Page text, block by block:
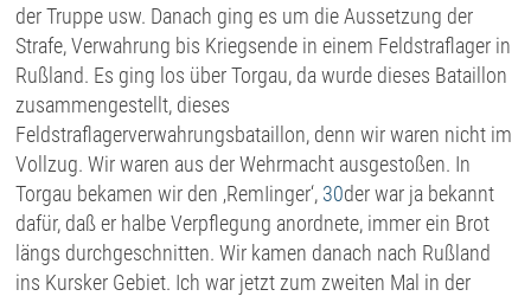
der Truppe usw. Danach ging es um die Aussetzung der
Strafe, Verwahrung bis Kriegsende in einem Feldstraflager in
Rußland. Es ging los über Torgau, da wurde dieses Bataillon
zusammengestellt, dieses
Feldstraflagerverwahrungsbataillon, denn wir waren nicht im
Vollzug. Wir waren aus der Wehrmacht ausgestoßen. In
Torgau bekamen wir den ‚RemIinger‘, 30der war ja bekannt
dafür, daß er halbe Verpflegung anordnete, immer ein Brot
längs durchgeschnitten. Wir kamen danach nach Rußland
ins Kursker Gebiet. Ich war jetzt zum zweiten Mal in der